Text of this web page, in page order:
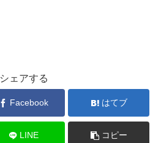
シェアする
Facebook はてブ
LINE コピー